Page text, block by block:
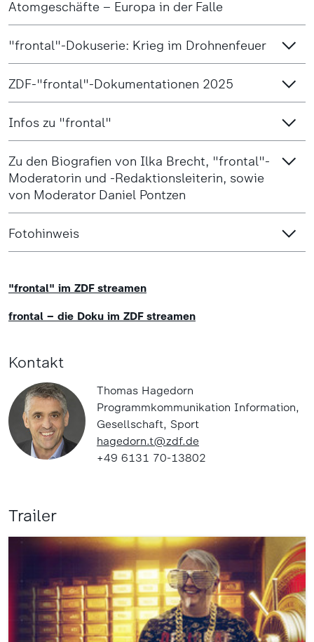
Atomgeschäfte – Europa in der Falle
"frontal"-Dokuserie: Krieg im Drohnenfeuer
ZDF-"frontal"-Dokumentationen 2025
Infos zu "frontal"
Zu den Biografien von Ilka Brecht, "frontal"-
Moderatorin und -Redaktionsleiterin, sowie
von Moderator Daniel Pontzen
Fotohinweis
"frontal" im ZDF streamen
frontal – die Doku im ZDF streamen
Kontakt
Thomas Hagedorn
Programmkommunikation Information,
Gesellschaft, Sport
hagedorn.t@zdf.de
+49 6131 70-13802
Trailer